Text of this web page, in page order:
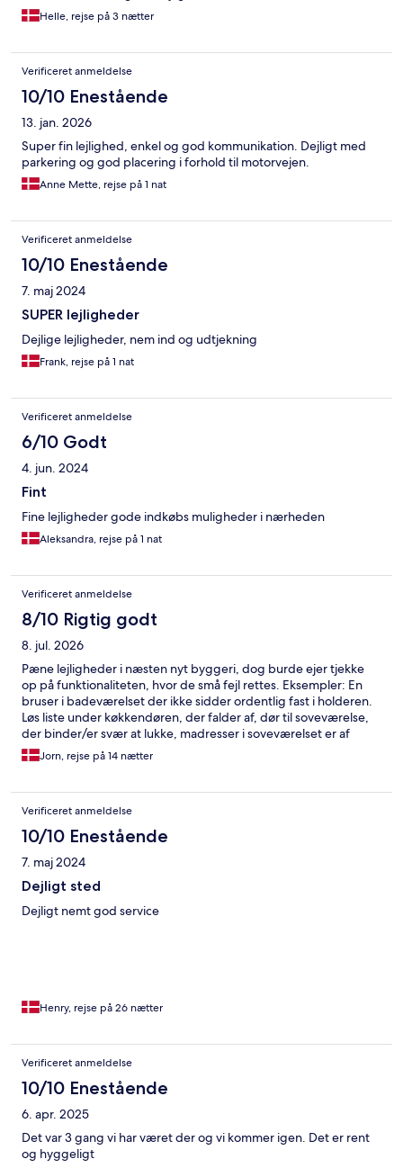
Helle, rejse på 3 nætter
Verificeret anmeldelse
10/10 Enestående
13. jan. 2026
Super fin lejlighed, enkel og god kommunikation. Dejligt med
parkering og god placering i forhold til motorvejen.
Anne Mette, rejse på 1 nat
Verificeret anmeldelse
10/10 Enestående
7. maj 2024
SUPER lejligheder
Dejlige lejligheder, nem ind og udtjekning
Frank, rejse på 1 nat
Verificeret anmeldelse
6/10 Godt
4. jun. 2024
Fint
Fine lejligheder gode indkøbs muligheder i nærheden
Aleksandra, rejse på 1 nat
Verificeret anmeldelse
8/10 Rigtig godt
8. jul. 2026
Pæne lejligheder i næsten nyt byggeri, dog burde ejer tjekke
op på funktionaliteten, hvor de små fejl rettes. Eksempler: En
bruser i badeværelset der ikke sidder ordentlig fast i holderen.
Løs liste under køkkendøren, der falder af, dør til soveværelse,
der binder/er svær at lukke, madresser i soveværelset er af
dårlig kvalitet (alt, alt for bløde). Det burde oplyses, hvilke
bygning en lejlighed ligger i, så man ikke skal løbe rundt for at
til den ene bygning fra parkeringspladsen. Overordnet et
dejligt sted at bo især til længere ophold. God vaskemaskine
med tørretumbler indbygget og selv en opvaskemaskine! Prøv
stedet, hvis din ryg vil acceptere de alt for bløde senge!
Jorn, rejse på 14 nætter
Verificeret anmeldelse
10/10 Enestående
7. maj 2024
Dejligt sted
Dejligt nemt god service
Henry, rejse på 26 nætter
Verificeret anmeldelse
10/10 Enestående
6. apr. 2025
Det var 3 gang vi har været der og vi kommer igen. Det er rent
og hyggeligt